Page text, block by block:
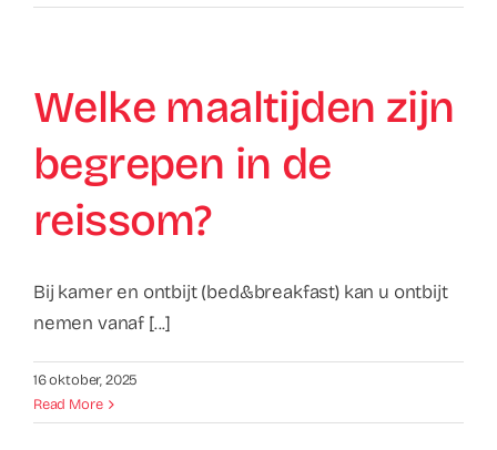
Welke maaltijden zijn
begrepen in de
reissom?
Bij kamer en ontbijt (bed&breakfast) kan u ontbijt
nemen vanaf [...]
16 oktober, 2025
Read More